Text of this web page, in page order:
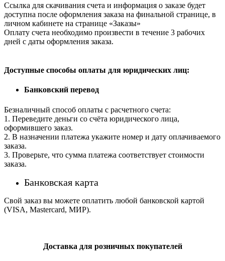
Ссылка для скачивания счета и информация о заказе будет
доступна после оформления заказа на финальной странице, в
личном кабинете на странице «Заказы»
Оплату счета необходимо произвести в течение 3 рабочих
дней с даты оформления заказа.
Доступные способы оплаты для юридических лиц:
Банковский перевод
Безналичный способ оплаты с расчетного счета:
1. Переведите деньги со счёта юридического лица,
оформившего заказ.
2. В назначении платежа укажите номер и дату оплачиваемого
заказа.
3. Проверьте, что сумма платежа соответствует стоимости
заказа.
Банковская карта
Свой заказ вы можете оплатить любой банковской картой
(VISA, Mastercard, МИР).
Доставка для розничных покупателей